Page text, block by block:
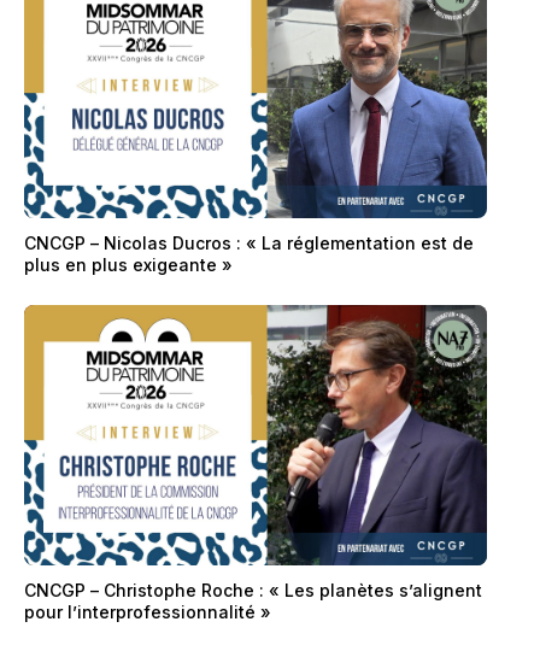
CNCGP – Nicolas Ducros : « La réglementation est de
plus en plus exigeante »
CNCGP – Christophe Roche : « Les planètes s’alignent
pour l’interprofessionnalité »